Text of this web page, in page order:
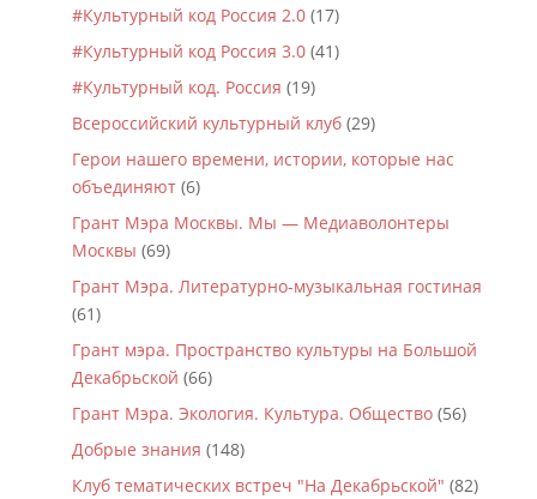
#Культурный код Россия 2.0(17)
#Культурный код Россия 3.0(41)
#Культурный код. Россия (19)
Всероссийский культурный клуб(29)
Герои нашего времени, истории, которые нас
объединяют(6)
Грант Мэра Москвы. Мы — Медиаволонтеры
Москвы (69)
Грант Мэра. Литературно-музыкальная гостиная
(61)
Грант мэра. Пространство культуры на Большой
Декабрьской (66)
Грант Мэра. Экология. Культура. Общество(56)
Добрые знания (148)
Клуб тематических встреч "На Декабрьской" (82)